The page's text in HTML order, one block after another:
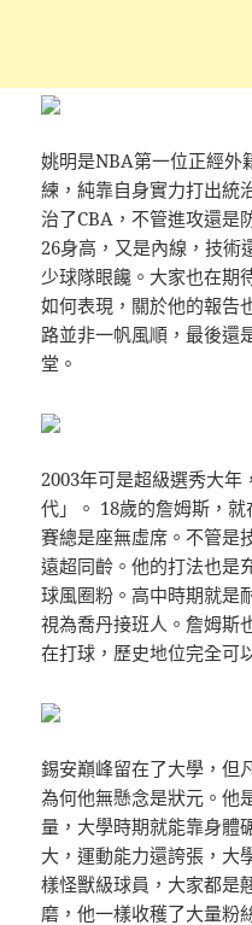
姚明是NBA第一位正經外
練，純靠自身實力打出統
治了CBA，不管進攻還是
26身高，又是內線，技術
少球隊眼饞。大家也在期
如何表現，關於他的報告
路並非一帆風順，最後還
堂。
2003年可是超級選秀大
代」。 18歲的詹姆斯，
賽總是座無虛席。不管是
遠超同齡。他的打法也是
球風圈粉。高中時期就是
視為喬丹接班人。詹姆斯
在打球，歷史地位完全可
錫安巔峰留在了大學，但
為何他無懸念是狀元。他
量，大學時期就能靠身體
大，運動能力還誇張，大
樣怪獸級球員，大家都是
磨，他一樣收穫了大量粉